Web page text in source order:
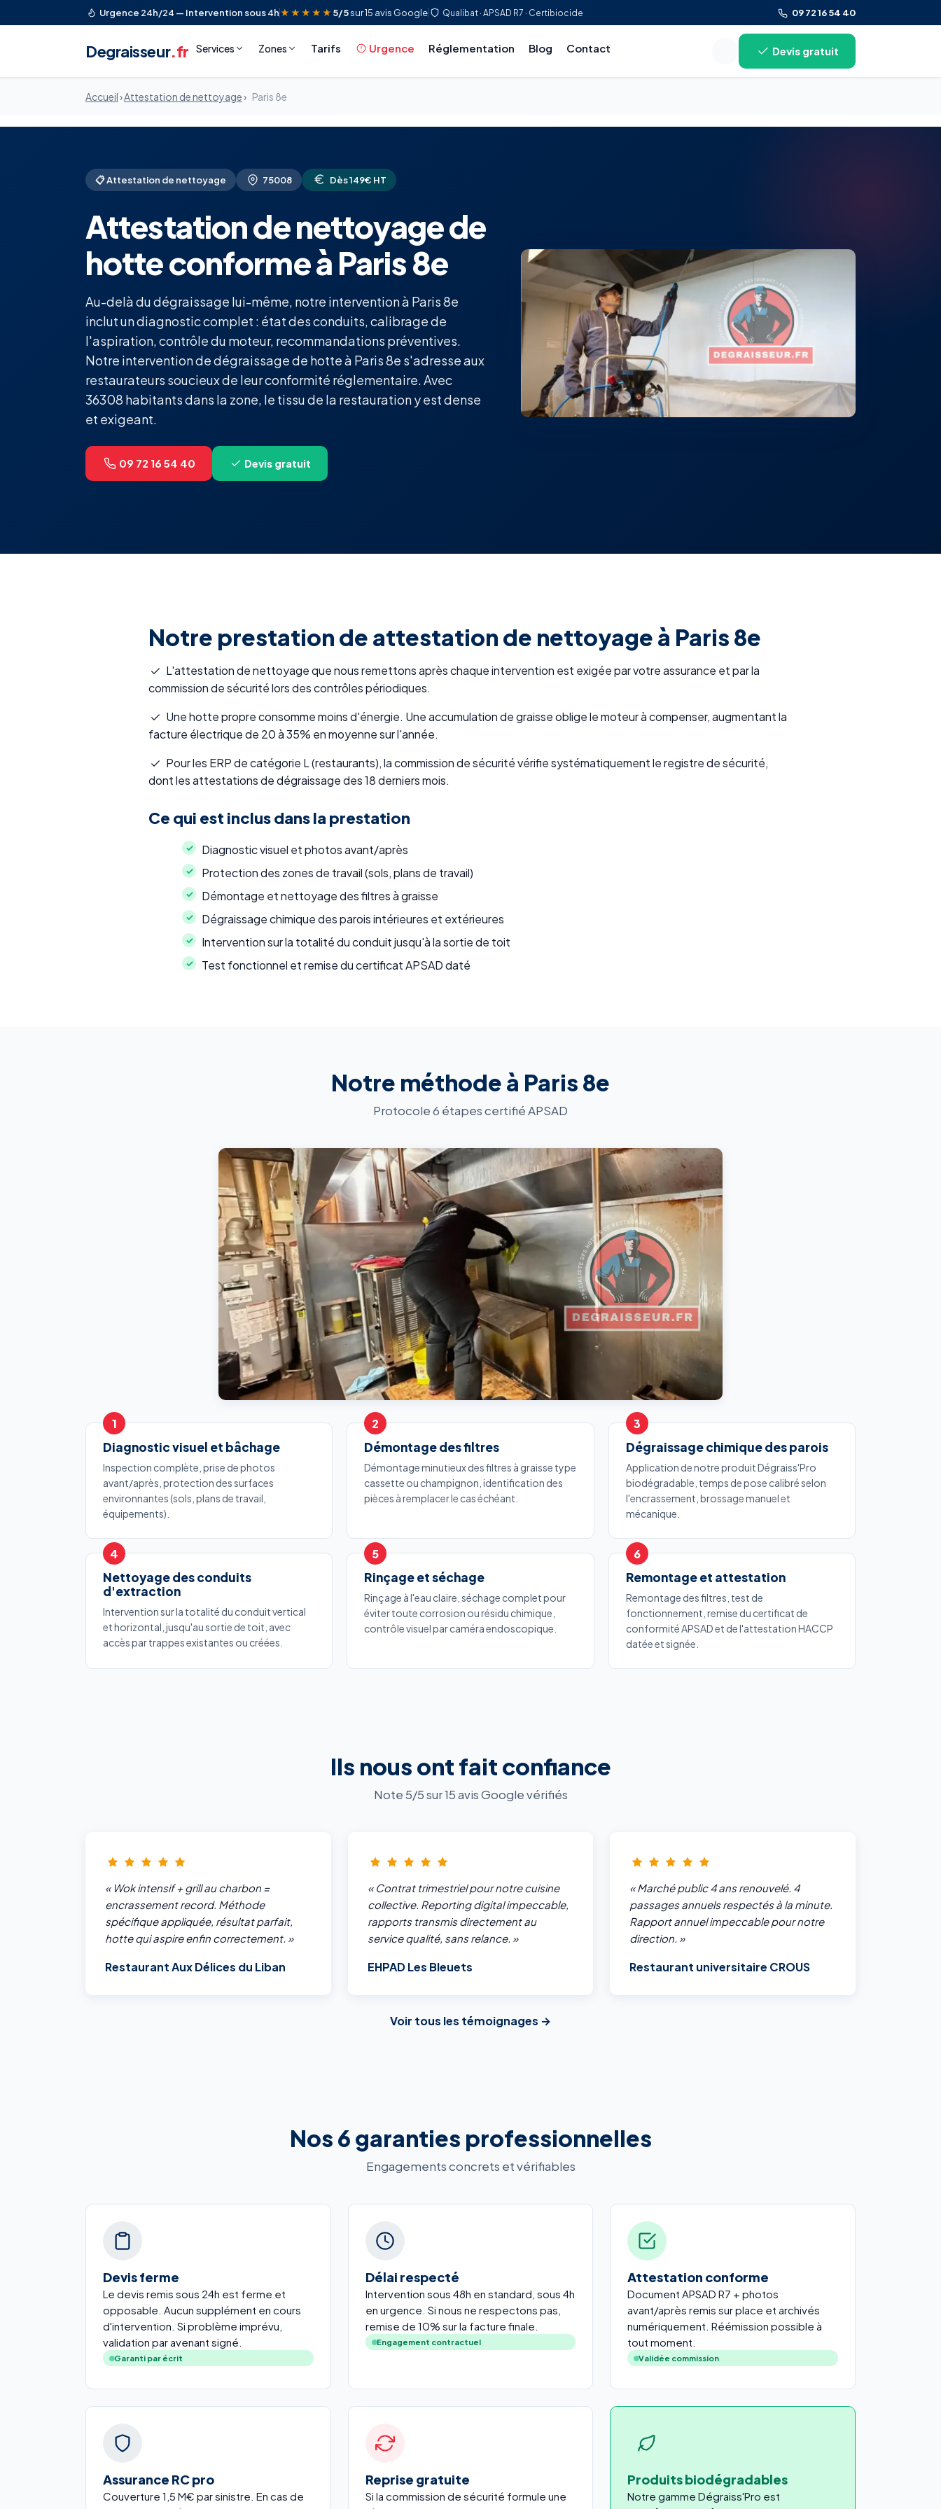
Urgence 24h/24 — Intervention sous 4h★★★★★ 5/5sur 15 avis Google Qualibat · APSAD R7 · Certibiocide 09 72 16 54 40
Degraisseur.fr Services Zones Tarifs Urgence Réglementation Blog Contact
Rechercher sur le site
Devis gratuit
Accueil›Attestation de nettoyage› Paris 8e
📋 Attestation de nettoyage 75008 Dès 149€ HT
Attestation de nettoyage de
hotte conforme à Paris 8e
Au-delà du dégraissage lui-même, notre intervention à Paris 8e
inclut un diagnostic complet : état des conduits, calibrage de
l'aspiration, contrôle du moteur, recommandations préventives.
Notre intervention de dégraissage de hotte à Paris 8e s'adresse aux
restaurateurs soucieux de leur conformité réglementaire. Avec
36308 habitants dans la zone, le tissu de la restauration y est dense
et exigeant.
09 72 16 54 40 Devis gratuit
Notre prestation de attestation de nettoyage à Paris 8e
L'attestation de nettoyage que nous remettons après chaque intervention est exigée par votre assurance et par la
commission de sécurité lors des contrôles périodiques.
Une hotte propre consomme moins d'énergie. Une accumulation de graisse oblige le moteur à compenser, augmentant la
facture électrique de 20 à 35% en moyenne sur l'année.
Pour les ERP de catégorie L (restaurants), la commission de sécurité vérifie systématiquement le registre de sécurité,
dont les attestations de dégraissage des 18 derniers mois.
Ce qui est inclus dans la prestation
Diagnostic visuel et photos avant/après
Protection des zones de travail (sols, plans de travail)
Démontage et nettoyage des filtres à graisse
Dégraissage chimique des parois intérieures et extérieures
Intervention sur la totalité du conduit jusqu'à la sortie de toit
Test fonctionnel et remise du certificat APSAD daté
Notre méthode à Paris 8e
Protocole 6 étapes certifié APSAD
Diagnostic visuel et bâchage
Inspection complète, prise de photos
avant/après, protection des surfaces
environnantes (sols, plans de travail,
équipements).
Démontage des filtres
Démontage minutieux des filtres à graisse type
cassette ou champignon, identification des
pièces à remplacer le cas échéant.
Dégraissage chimique des parois
Application de notre produit Dégraiss'Pro
biodégradable, temps de pose calibré selon
l'encrassement, brossage manuel et
mécanique.
Nettoyage des conduits
d'extraction
Intervention sur la totalité du conduit vertical
et horizontal, jusqu'au sortie de toit, avec
accès par trappes existantes ou créées.
Rinçage et séchage
Rinçage à l'eau claire, séchage complet pour
éviter toute corrosion ou résidu chimique,
contrôle visuel par caméra endoscopique.
Remontage et attestation
Remontage des filtres, test de
fonctionnement, remise du certificat de
conformité APSAD et de l'attestation HACCP
datée et signée.
Ils nous ont fait confiance
Note 5/5 sur 15 avis Google vérifiés
« Wok intensif + grill au charbon =
encrassement record. Méthode
spécifique appliquée, résultat parfait,
hotte qui aspire enfin correctement. »
Restaurant Aux Délices du Liban
« Contrat trimestriel pour notre cuisine
collective. Reporting digital impeccable,
rapports transmis directement au
service qualité, sans relance. »
EHPAD Les Bleuets
« Marché public 4 ans renouvelé. 4
passages annuels respectés à la minute.
Rapport annuel impeccable pour notre
direction. »
Restaurant universitaire CROUS
Voir tous les témoignages →
Nos 6 garanties professionnelles
Engagements concrets et vérifiables
Devis ferme
Le devis remis sous 24h est ferme et
opposable. Aucun supplément en cours
d'intervention. Si problème imprévu,
validation par avenant signé.
Garanti par écrit
Délai respecté
Intervention sous 48h en standard, sous 4h
en urgence. Si nous ne respectons pas,
remise de 10% sur la facture finale.
Engagement contractuel
Attestation conforme
Document APSAD R7 + photos
avant/après remis sur place et archivés
numériquement. Réémission possible à
tout moment.
Validée commission
Assurance RC pro
Couverture 1,5 M€ par sinistre. En cas de
Reprise gratuite
Si la commission de sécurité formule une
Produits biodégradables
Notre gamme Dégraiss'Pro est